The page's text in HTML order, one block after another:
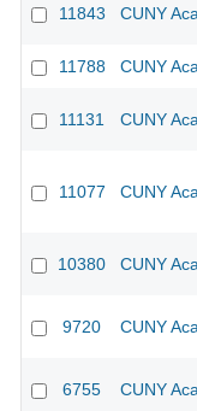
11843 CUNY
11788 CUNY
11131 CUNY
11077 CUNY
10380 CUNY
9720 CUNY
6755 CUNY